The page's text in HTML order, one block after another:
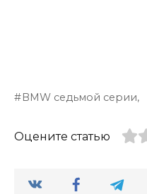
BMW седьмой серии,
Оцените статью